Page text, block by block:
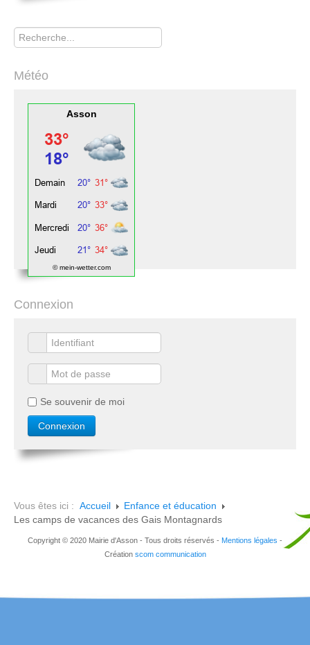
Rechercher
Météo
Asson
© mein-wetter.com
Connexion
Se souvenir de moi
Vous êtes ici : Accueil
Enfance et éducation
Les camps de vacances des Gais Montagnards
Copyright © 2020 Mairie d'Asson - Tous droits réservés - Mentions légales -
Création scom communication